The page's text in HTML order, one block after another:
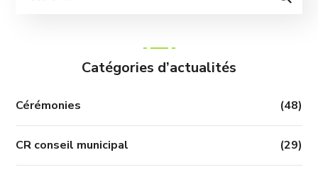
Catégories d’actualités
Cérémonies (48)
CR conseil municipal (29)